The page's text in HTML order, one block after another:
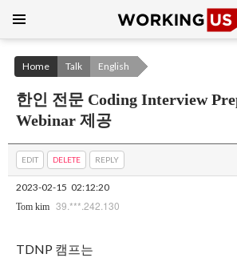
CONTENT
Home Talk English
한인 전문 Coding Interview
Webinar 제공
EDIT DELETE REPLY
2023-02-15 02:12:20
Tom kim 39.***.242.130
TDNP 캠프는